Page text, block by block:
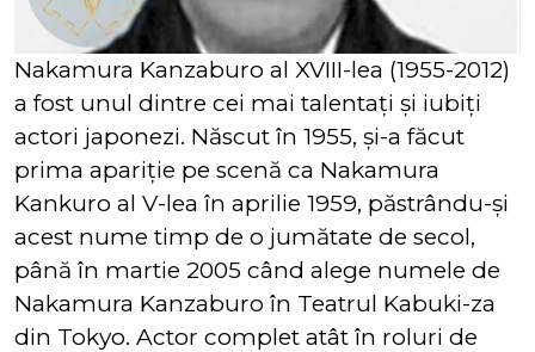
Nakamura Kanzaburo al XVIII-lea (1955-2012)
a fost unul dintre cei mai talentaţi şi iubiţi
actori japonezi. Născut în 1955, şi-a făcut
prima apariţie pe scenă ca Nakamura
Kankuro al V-lea în aprilie 1959, păstrându-și
acest nume timp de o jumătate de secol,
până în martie 2005 când alege numele de
Nakamura Kanzaburo în Teatrul Kabuki-za
din Tokyo. Actor complet atât în roluri de